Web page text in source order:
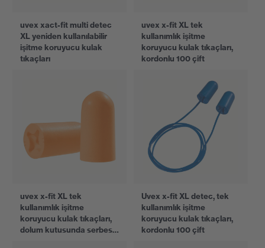
uvex xact-fit multi detec
XL yeniden kullanılabilir
işitme koruyucu kulak
tıkaçları
uvex x-fit XL tek
kullanımlık işitme
koruyucu kulak tıkaçları,
kordonlu 100 çift
uvex x-fit XL tek
kullanımlık işitme
koruyucu kulak tıkaçları,
dolum kutusunda serbest
Uvex x-fit XL detec, tek
kullanımlık işitme
koruyucu kulak tıkaçları,
kordonlu 100 çift